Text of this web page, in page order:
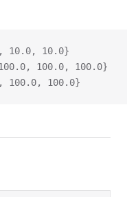
10.0, 10.0}
100.0, 100.0}
100.0, 100.0}